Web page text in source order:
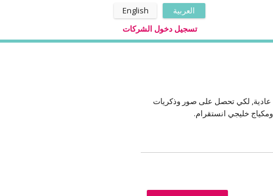
العربية
English
تسجيل دخول الشركات
عرايس 2018 ولاتقبل أن تكون إطلالتها أقل من عادية, لكي تحصل على صور وذكريات
خليجي انستقرام.